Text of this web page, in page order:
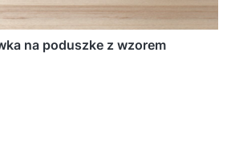
na poduszke z wzorem